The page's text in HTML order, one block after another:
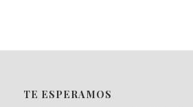
TE ESPERAMOS